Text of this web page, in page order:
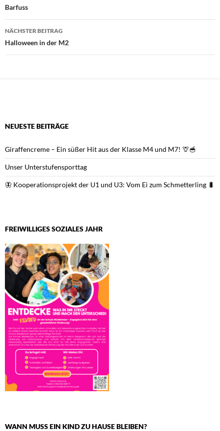
Barfuss
NÄCHSTER BEITRAG
Halloween in der M2
NEUESTE BEITRÄGE
Giraffencreme – Ein süßer Hit aus der Klasse M4 und M7! 🦒🥣
Unser Unterstufensporttag
🦋 Kooperationsprojekt der U1 und U3: Vom Ei zum Schmetterling 🐛
FREIWILLIGES SOZIALES JAHR
WANN MUSS EIN KIND ZU HAUSE BLEIBEN?